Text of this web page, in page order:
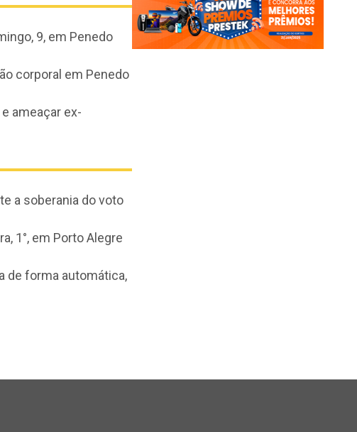
9, em Penedo
corporal em Penedo
ameaçar ex-
a soberania do voto
1°, em Porto Alegre
de forma automática,